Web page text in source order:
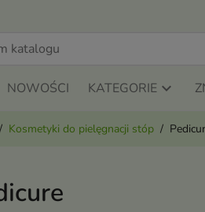
NOWOŚCI KATEGORIE
Kosmetyki do pielęgnacji stóp